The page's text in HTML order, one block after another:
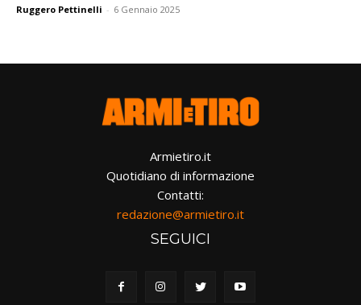
Ruggero Pettinelli - 6 Gennaio 2025
Armietiro.it
Quotidiano di informazione
Contatti:
redazione@armietiro.it
SEGUICI